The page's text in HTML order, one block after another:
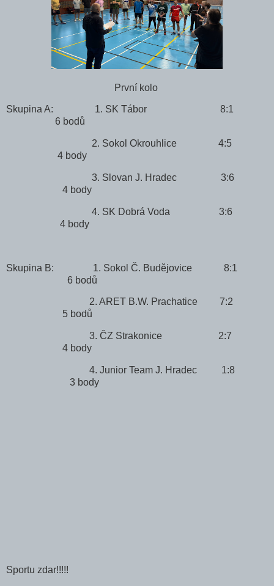
První kolo
Skupina A: 1. SK Tábor 8:1
6 bodů
2. Sokol Okrouhlice 4:5
4 body
3. Slovan J. Hradec 3:6
4 body
4. SK Dobrá Voda 3:6
4 body
Skupina B: 1. Sokol Č. Budějovice 8:1
6 bodů
2. ARET B.W. Prachatice 7:2
5 bodů
3. ČZ Strakonice 2:7
4 body
4. Junior Team J. Hradec 1:8
3 body
Sportu zdar!!!!!